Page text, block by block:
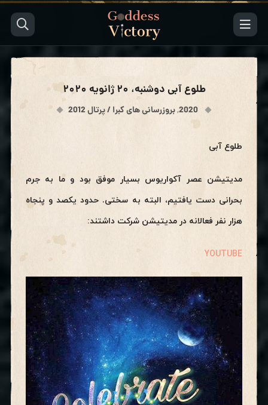
طلوع آبی دوشنبه، ۲۰ ژانویه ۲۰۲۰
2020
,بروزرسانی های کبرا / پرتال 2012
طلوع آبی
مدیتیشن عصر آکواریوس بسیار موفق بود و ما به جرم
بحرانی دست یافتیم، البته به سختی. حدود یکصد و پنجاه
هزار نفر فعالانه در مدیتیشن شرکت داشتند:
YOUTUBE